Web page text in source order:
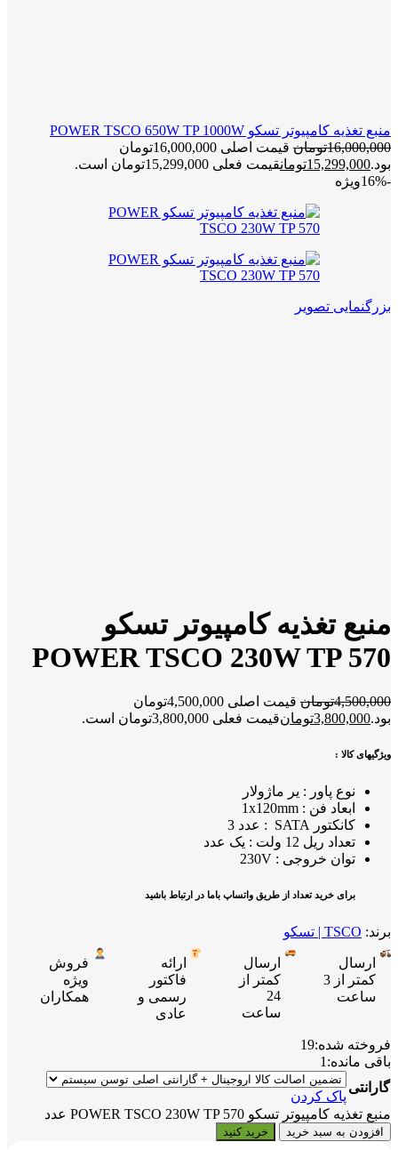
منبع تغذیه کامپیوتر تسکو POWER TSCO 650W TP 1000W
16,000,000تومان
قیمت اصلی 16,000,000تومان
بود.15,299,000تومانقیمت فعلی 15,299,000تومان است.
-16%
ویژه
بزرگنمایی تصویر
منبع تغذیه کامپیوتر تسکو
POWER TSCO 230W TP 570
4,500,000تومان
قیمت اصلی 4,500,000تومان
بود.3,800,000تومانقیمت فعلی 3,800,000تومان است.
ویژگیهای کالا :
نوع پاور : یر ماژولار
ابعاد فن : 1x120mm
کانکتور SATA : عدد 3
تعداد ریل 12 ولت : یک عدد
توان خروجی : 230V
برای خرید تعداد از طریق واتساپ باما در ارتباط باشید
برند: TSCO | تسکو
ارسال
کمتر از 3
ساعت
ارسال
کمتر از
24
ساعت
ارائه
فاکتور
رسمی و
عادی
فروش
ویژه
همکاران
فروخته شده:19
باقی مانده: 1
گارانتی
پاک کردن
منبع تغذیه کامپیوتر تسکو POWER TSCO 230W TP 570 عدد
افزودن به سبد خرید خرید کنید